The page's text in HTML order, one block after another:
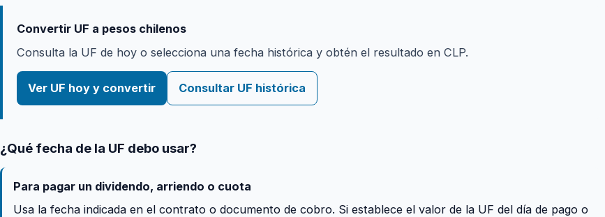
Convertir UF a pesos chilenos
Consulta la UF de hoy o selecciona una fecha histórica y obtén el resultado en CLP.
Ver UF hoy y convertir Consultar UF histórica
¿Qué fecha de la UF debo usar?
Para pagar un dividendo, arriendo o cuota
Usa la fecha indicada en el contrato o documento de cobro. Si establece el valor de la UF del día de pago o